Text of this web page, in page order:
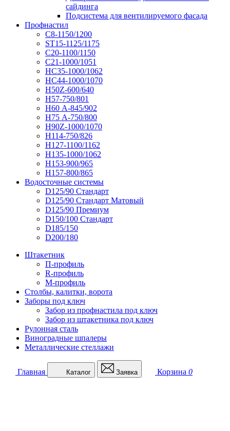
сайдинга
Подсистема для вентилируемого фасада
Профнастил
С8-1150/1200
ST15-1125/1175
С20-1100/1150
С21-1000/1051
НС35-1000/1062
НС44-1000/1070
Н50Z-600/640
Н57-750/801
Н60 А-845/902
Н75 А-750/800
Н90Z-1000/1070
Н114-750/826
Н127-1100/1162
Н135-1000/1062
Н153-900/965
Н157-800/865
Водосточные системы
D125/90 Стандарт
D125/90 Стандарт Матовый
D125/90 Премиум
D150/100 Стандарт
D185/150
D200/180
Штакетник
П-профиль
R-профиль
М-профиль
Столбы, калитки, ворота
Заборы под ключ
Забор из профнастила под ключ
Забор из штакетника под ключ
Рулонная сталь
Виноградные шпалеры
Металлические стеллажи
Главная Каталог Заявка Корзина 0